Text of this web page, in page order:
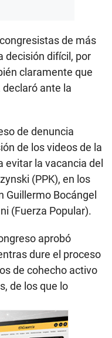
de más
decisión difícil, por
claramente que
declaró ante la
de denuncia
de los videos de la
evitar la vacancia del
(PPK), en los
Guillermo Bocángel
(Fuerza Popular).
aprobó
dure el proceso
de cohecho activo
de los que lo